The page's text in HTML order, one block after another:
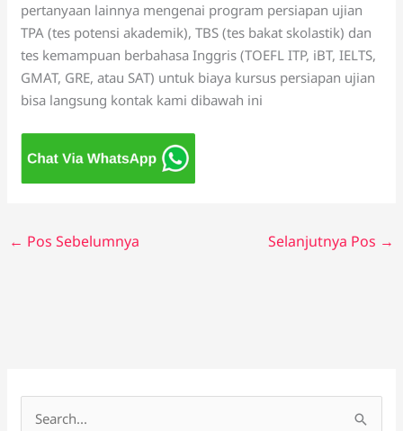
pertanyaan lainnya mengenai program persiapan ujian
TPA (tes potensi akademik), TBS (tes bakat skolastik) dan
tes kemampuan berbahasa Inggris (TOEFL ITP, iBT, IELTS,
GMAT, GRE, atau SAT) untuk biaya kursus persiapan ujian
bisa langsung kontak kami dibawah ini
← Pos Sebelumnya Selanjutnya Pos →